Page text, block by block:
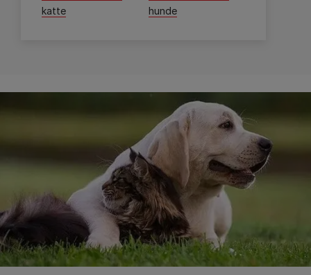
katte hunde